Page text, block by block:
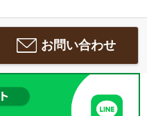
お問い合わせ